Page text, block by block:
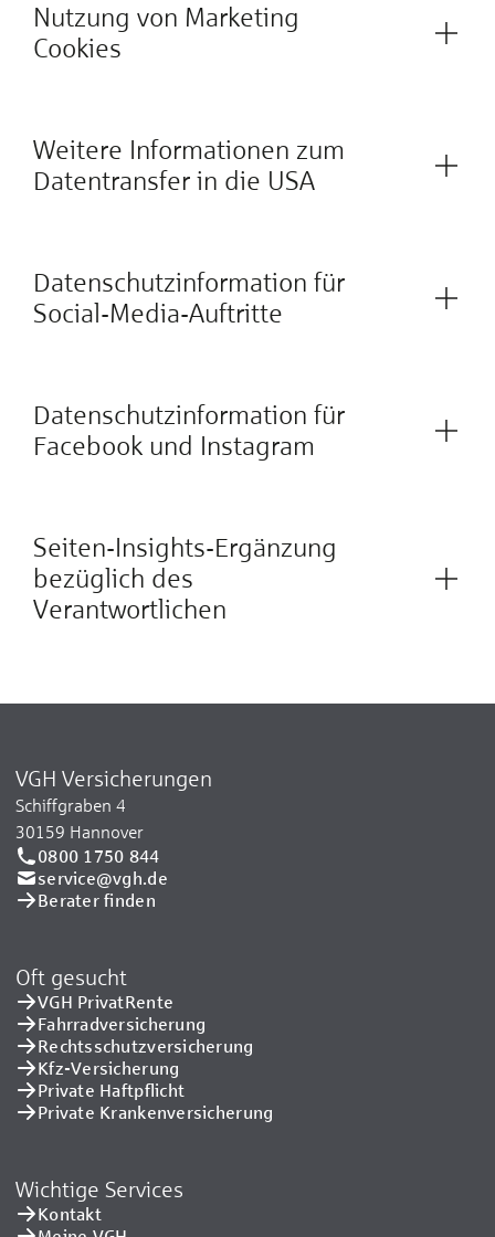
Nutzung von Marketing
Cookies
Weitere Informationen zum
Datentransfer in die USA
Datenschutzinformation für
Social-Media-Auftritte
Datenschutzinformation für
Facebook und Instagram
Seiten-Insights-Ergänzung
bezüglich des
Verantwortlichen
VGH Versicherungen
Schiffgraben 4
30159 Hannover
0800 1750 844
service@vgh.de
Berater finden
Oft gesucht
VGH PrivatRente
Fahrradversicherung
Rechtsschutzversicherung
Kfz-Versicherung
Private Haftpflicht
Private Kranken­versicherung
Wichtige Services
Kontakt